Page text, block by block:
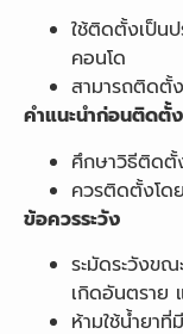
ใช้ติดตั้งเป็นป
คอนโด
สามารถติดตั้
คำแนะนำก่อนติดตั้ง
ศึกษาวิธีติดตั้
ควรติดตั้งโด
ข้อควรระวัง
ระมัดระวังข
เกิดอันตราย
ห้ามใช้น้ำยา